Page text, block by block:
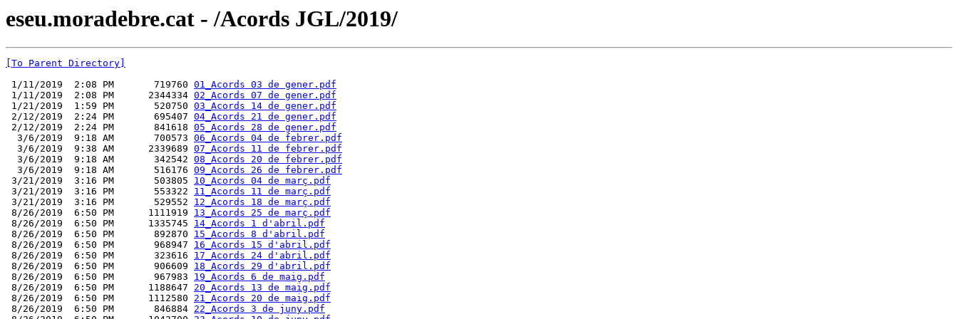
eseu.moradebre.cat - /Acords JGL/2019/
[To Parent Directory]
1/11/2019  2:08 PM       719760 01_Acords 03 de gener.pdf
1/11/2019  2:08 PM      2344334 02_Acords 07 de gener.pdf
1/21/2019  1:59 PM       520750 03_Acords 14 de gener.pdf
2/12/2019  2:24 PM       695407 04_Acords 21 de gener.pdf
2/12/2019  2:24 PM       841618 05_Acords 28 de gener.pdf
  3/6/2019  9:18 AM       700573
06_Acords 04 de febrer.pdf
  3/6/2019  9:38 AM      2339689
07_Acords 11 de febrer.pdf
  3/6/2019  9:18 AM       342542
08_Acords 20 de febrer.pdf
  3/6/2019  9:18 AM       516176
09_Acords 26 de febrer.pdf
3/21/2019  3:16 PM       503805 10_Acords 04 de març.pdf
3/21/2019  3:16 PM       553322 11_Acords 11 de març.pdf
3/21/2019  3:16 PM       529552 12_Acords 18 de març.pdf
8/26/2019  6:50 PM      1111919 13_Acords 25 de març.pdf
8/26/2019  6:50 PM      1335745 14_Acords 1 d'abril.pdf
8/26/2019  6:50 PM       892870 15_Acords 8 d'abril.pdf
8/26/2019  6:50 PM       968947 16_Acords 15 d'abril.pdf
8/26/2019  6:50 PM       323616 17_Acords 24 d'abril.pdf
8/26/2019  6:50 PM       906609 18_Acords 29 d'abril.pdf
8/26/2019  6:50 PM       967983 19_Acords 6 de maig.pdf
8/26/2019  6:50 PM      1188647 20_Acords 13 de maig.pdf
8/26/2019  6:50 PM      1112580 21_Acords 20 de maig.pdf
8/26/2019  6:50 PM       846884 22_Acords 3 de juny.pdf